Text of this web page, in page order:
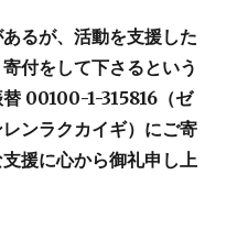
るが、活動を支援した
付をして下さるという
00100-1-315816（ゼ
ンラクカイギ）にご寄
援に心から御礼申し上